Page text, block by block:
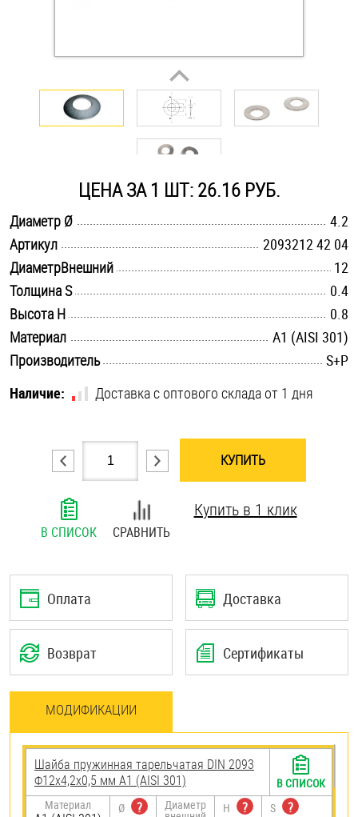
Крюки, кольца с шурупной резьбой
Оснастка и аксессуары для яхт
Саморезы и шурупы
Стопорные кольца
Такелаж
Хомуты
Шплинты
Штифты и пальцы
ЦЕНА ЗА 1 ШТ: 26.16 РУБ.
Диаметр Ø
4.2
Артикул
2093212 42 04
ДиаметрВнешний
12
Толщина S
0.4
Высота H
0.8
Материал
А1 (AISI 301)
Производитель
S+P
Наличие:
Доставка с оптового склада от 1 дня
КУПИТЬ
В СПИСОК СРАВНИТЬ
Купить в 1 клик
Оплата Доставка
Возврат Сертификаты
МОДИФИКАЦИИ
Шайба пружинная тарельчатая DIN 2093
Ф12х4,2х0,5 мм А1 (AISI 301)
Материал Ø
?
Диаметр H
?
S
?
В СПИСОК